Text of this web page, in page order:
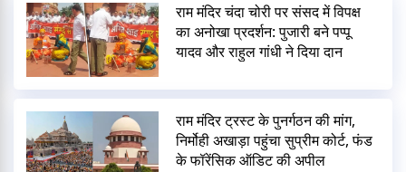
राम मंदिर चंदा चोरी पर संसद में विपक्ष
का अनोखा प्रदर्शन: पुजारी बने पप्पू
यादव और राहुल गांधी ने दिया दान
राम मंदिर ट्रस्ट के पुनर्गठन की मांग,
निर्मोही अखाड़ा पहुंचा सुप्रीम कोर्ट, फंड
के फॉरेंसिक ऑडिट की अपील